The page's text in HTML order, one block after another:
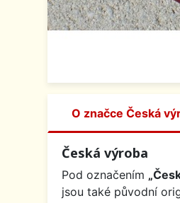
O značce Česká
Česká výroba
Pod označením
jsou také původní